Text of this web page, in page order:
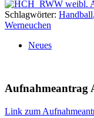
Schlagwörter: Handball,
Werneuchen
Neues
Aufnahmeantrag
Link zum